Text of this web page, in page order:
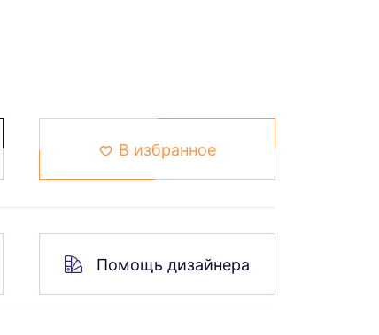
В избранное
Помощь дизайнера